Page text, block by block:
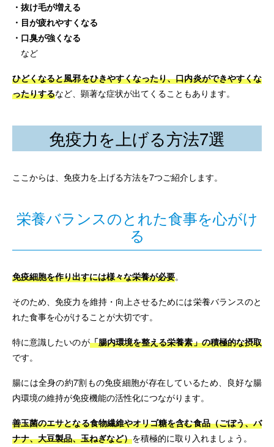
・抜け毛が増える
・目が疲れやすくなる
・口臭が強くなる
など
ひどくなると風邪をひきやすくなったり、口内炎ができやすくな
ったりするなど、顕著な症状が出てくることもあります。
免疫力を上げる方法7選
ここからは、免疫力を上げる方法を7つご紹介します。
栄養バランスのとれた食事を心がけ
る
免疫細胞を作り出すには様々な栄養が必要。
そのため、免疫力を維持・向上させるためには栄養バランスのと
れた食事を心がけることが大切です。
特に意識したいのが「腸内環境を整える栄養素」の積極的な摂取
です。
腸には全身の約7割もの免疫細胞が存在しているため、良好な腸
内環境の維持が免疫機能の活性化につながります。
善玉菌のエサとなる食物繊維やオリゴ糖を含む食品（ごぼう、バ
ナナ、大豆製品、玉ねぎなど）を積極的に取り入れましょう。